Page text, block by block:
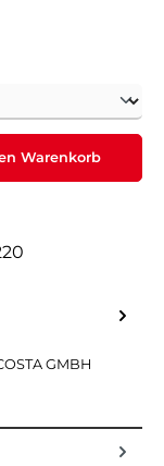
die Schaltflächen um
Warenkorb
GMBH